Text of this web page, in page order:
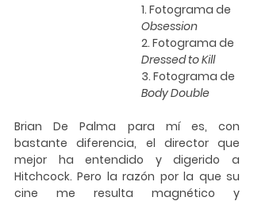
1. Fotograma de
Obsession
2. Fotograma de
Dressed to Kill
3. Fotograma de
Body Double
Brian De Palma para mí es, con
bastante diferencia, el director que
mejor ha entendido y digerido a
Hitchcock. Pero la razón por la que su
cine me resulta magnético y